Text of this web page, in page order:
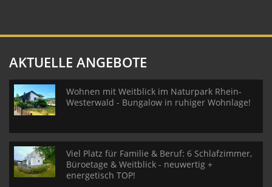
AKTUELLE ANGEBOTE
Wohnen mit Weitblick im Naturpark Rhein-
Westerwald - Bungalow in ruhiger Wohnlage!
Viel Platz für Familie & Beruf: 6 Schlafzimmer,
Büroetage & Weitblick - neuwertig +
energetisch TOP!